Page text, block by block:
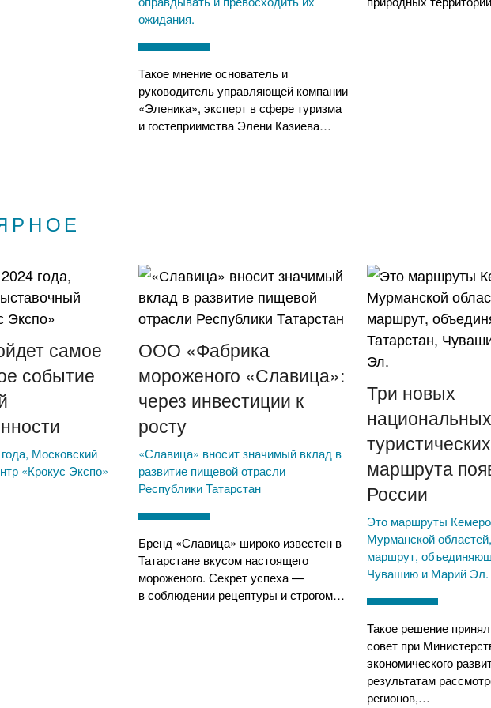
ожидания.
Такое мнение основатель и
руководитель управляющей компании
«Эленика», эксперт в сфере туризма
и гостеприимства Элени Казиева…
самое
событие
Московский
«Крокус Экспо»
ООО «Фабрика
мороженого «Славица»:
через инвестиции к
росту
«Славица» вносит значимый вклад в
развитие пищевой отрасли
Республики Татарстан
Бренд «Славица» широко известен в
Татарстане вкусом настоящего
мороженого. Секрет успеха —
в соблюдении рецептуры и строгом…
Три новых
туристических
маршрута
России
Это маршруты
Мурманской
маршрут,
Чувашию и Марий Эл.
Такое решение
совет при
экономического
результатам
регионов,…